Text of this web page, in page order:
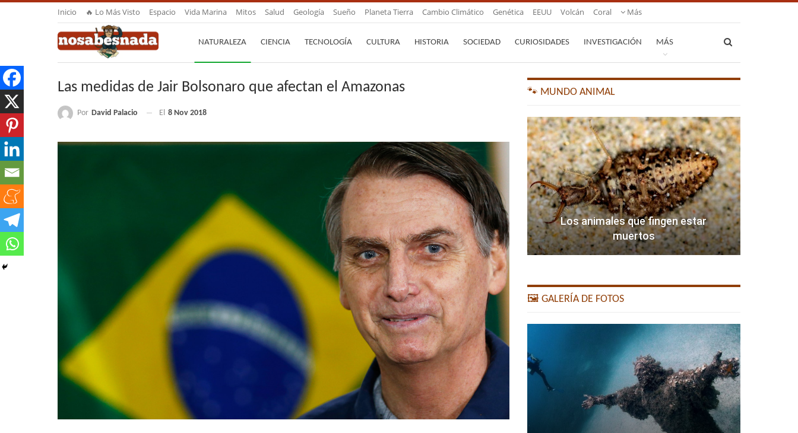
Inicio 🔥 Lo Más Visto Espacio Vida Marina Mitos Salud Geología Sueño Planeta Tierra Cambio Climático Genética EEUU Volcán Coral Más
NATURALEZA CIENCIA TECNOLOGÍA CULTURA HISTORIA SOCIEDAD CURIOSIDADES INVESTIGACIÓN MÁS
Las medidas de Jair Bolsonaro que afectan el Amazonas
Por David Palacio El 8 Nov 2018
🐾 MUNDO ANIMAL
Los animales que fingen estar
muertos
🖼️ GALERÍA DE FOTOS